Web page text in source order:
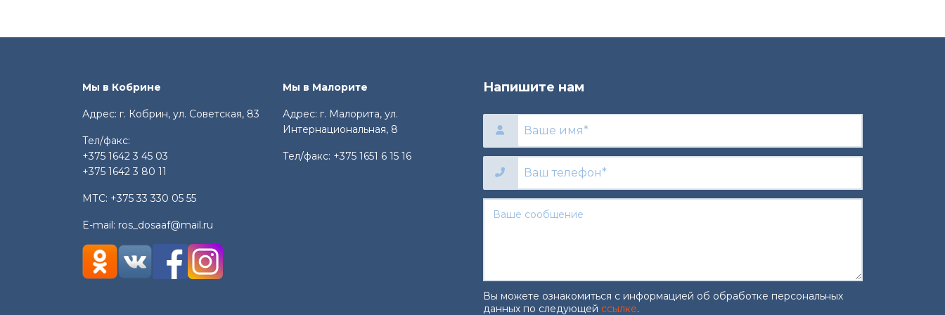
Мы в Кобрине
Адрес: г. Кобрин, ул. Советская, 83
Тел/факс:
+375 1642 3 45 03
+375 1642 3 80 11
МТС: +375 33 330 05 55
E-mail: ros_dosaaf@mail.ru
Мы в Малорите
Адрес: г. Малорита, ул.
Интернациональная, 8
Тел/факс: +375 1651 6 15 16
Напишите нам
Вы можете ознакомиться с информацией об обработке персональных
данных по следующей ссылке.